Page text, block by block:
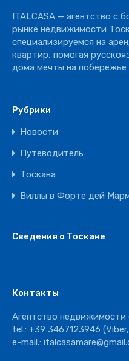
Ресторан
ITALCASA — агентство с
рынке недвижимости
специализируемся на
квартир, помогая
дома мечты на
Рубрики
Новости
Путеводитель
Тоскана
Виллы в Форте дей
Сведения о Тоскане
Контакты
Агентство недвижимости
tel.: +39 3467123946
e-mail.: